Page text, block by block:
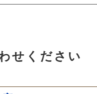
せください